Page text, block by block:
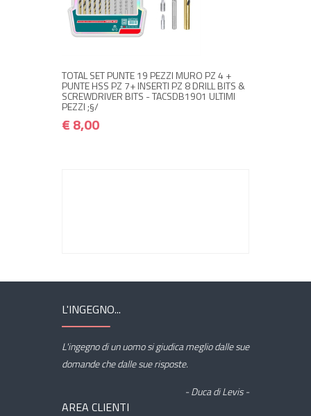
TOTAL SET PUNTE 19 PEZZI MURO PZ 4 +
PUNTE HSS PZ 7+ INSERTI PZ 8 DRILL BITS &
SCREWDRIVER BITS - TACSDB1901 ULTIMI
PEZZI ;§/
€ 8,00
+ ACQUISTA
L'INGEGNO...
L'ingegno di un uomo si giudica meglio dalle sue
domande che dalle sue risposte.
- Duca di Levis -
AREA CLIENTI